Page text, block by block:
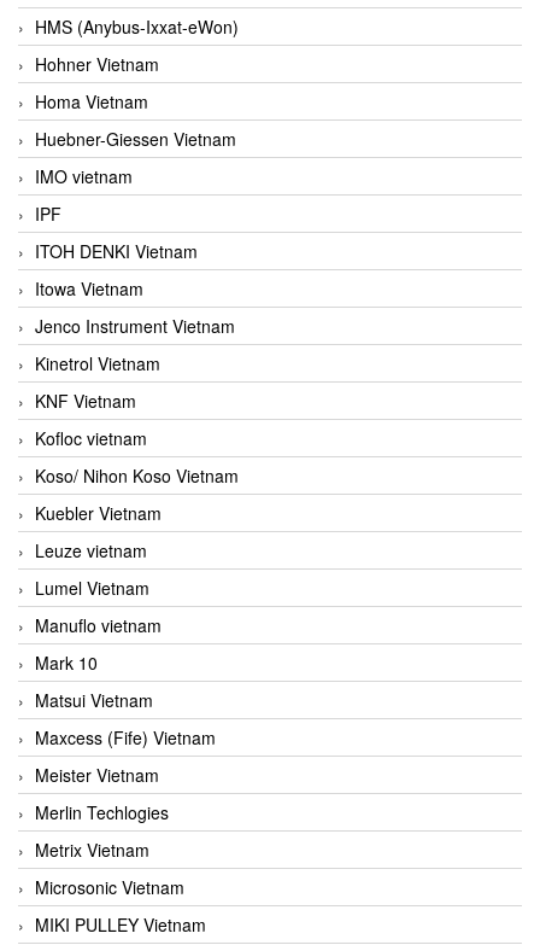
HMS (Anybus-Ixxat-eWon)
Hohner Vietnam
Homa Vietnam
Huebner-Giessen Vietnam
IMO vietnam
IPF
ITOH DENKI Vietnam
Itowa Vietnam
Jenco Instrument Vietnam
Kinetrol Vietnam
KNF Vietnam
Kofloc vietnam
Koso/ Nihon Koso Vietnam
Kuebler Vietnam
Leuze vietnam
Lumel Vietnam
Manuflo vietnam
Mark 10
Matsui Vietnam
Maxcess (Fife) Vietnam
Meister Vietnam
Merlin Techlogies
Metrix Vietnam
Microsonic Vietnam
MIKI PULLEY Vietnam